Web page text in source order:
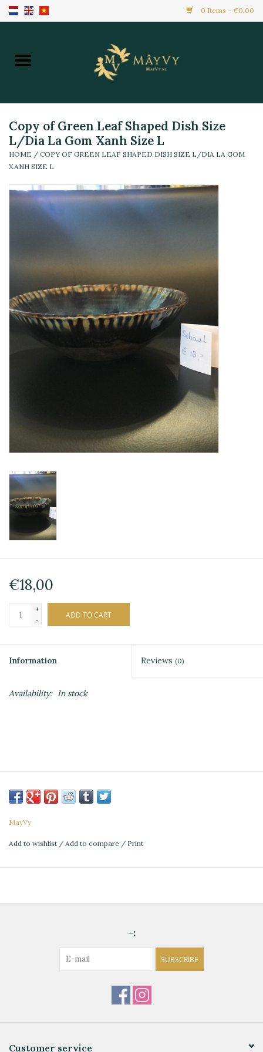
0 Items - €0,00
Home
Hàng Mới
Hàng Đông Lạnh
Toàn Bộ Sản Phẩm
Đồ Ăn Ngay
Copy of Green Leaf Shaped Dish Size
L/Dia La Gom Xanh Size L
HOME / COPY OF GREEN LEAF SHAPED DISH SIZE L/DIA LA GOM
XANH SIZE L
€18,00
+
-
ADD TO CART
Information Reviews (0)
Availability: In stock
MayVy
Add to wishlist / Add to compare / Print
-:
SUBSCRIBE
Customer service